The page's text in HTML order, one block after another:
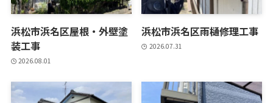
浜松市浜名区屋根・外壁塗
装工事
2026.08.01
浜松市浜名区雨樋修理工事
2026.07.31